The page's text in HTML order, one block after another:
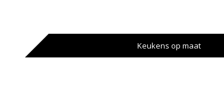
Keukens op maat